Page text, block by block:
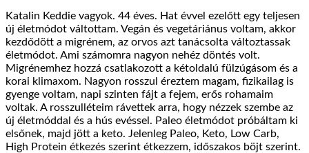
Katalin Keddie vagyok. 44 éves. Hat évvel ezelőtt egy teljesen
új életmódot váltottam. Vegán és vegetáriánus voltam, akkor
kezdődött a migrénem, az orvos azt tanácsolta változtassak
életmódot. Ami számomra nagyon nehéz döntés volt.
Migrénemhez hozzá csatlakozott a kétoldalú fülzúgásom és a
korai klimaxom. Nagyon rosszul éreztem magam, fizikailag is
gyenge voltam, napi szinten fájt a fejem, erős rohamaim
voltak. A rosszulléteim rávettek arra, hogy nézzek szembe az
új életmóddal és a hús evéssel. Paleo életmódot próbáltam ki
elsőnek, majd jött a keto. Jelenleg Paleo, Keto, Low Carb,
High Protein étkezés szerint étkezzem, időszakos böjt szerint.